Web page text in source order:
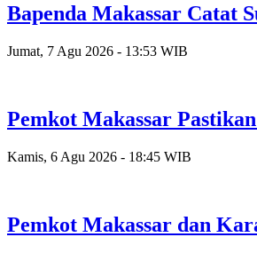
Bapenda Makassar Catat
Jumat, 7 Agu 2026 - 13:53 WIB
Pemkot Makassar
Kamis, 6 Agu 2026 - 18:45 WIB
Pemkot Makassar dan